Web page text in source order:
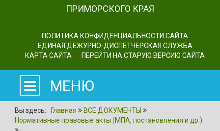
ПРИМОРСКОГО КРАЯ
ПОЛИТИКА КОНФИДЕНЦИАЛЬНОСТИ САЙТА
ЕДИНАЯ ДЕЖУРНО-ДИСПЕТЧЕРСКАЯ СЛУЖБА
КАРТА САЙТА
ПЕРЕЙТИ НА СТАРУЮ ВЕРСИЮ САЙТА
МЕНЮ
Вы здесь: Главная
ВСЕ ДОКУМЕНТЫ
Нормативные правовые акты (МПА, постановления и др.)